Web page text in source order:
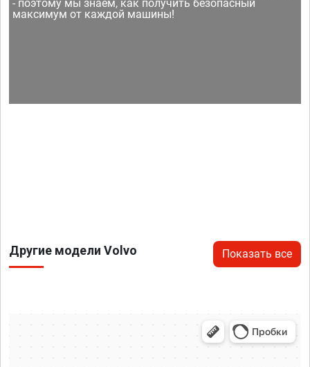
- поэтому мы знаем, как получить безопасный
максимум от каждой машины!
Другие модели Volvo Показать все